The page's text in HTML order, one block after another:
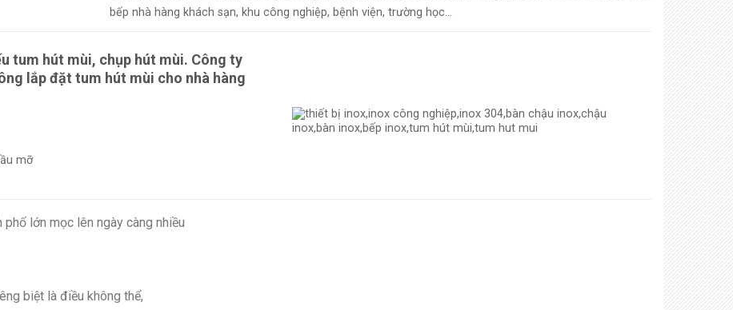
bếp nhà hàng khách sạn, khu công nghiệp, bệnh viện, trường học…
tum hút mùi, chụp hút mùi. Công ty
lắp đặt tum hút mùi cho nhà hàng
mỡ
phố lớn mọc lên ngày càng nhiều
biệt là điều không thể,